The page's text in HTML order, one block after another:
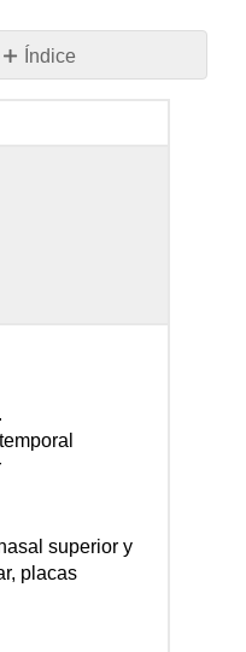
Índice
superior y
placas